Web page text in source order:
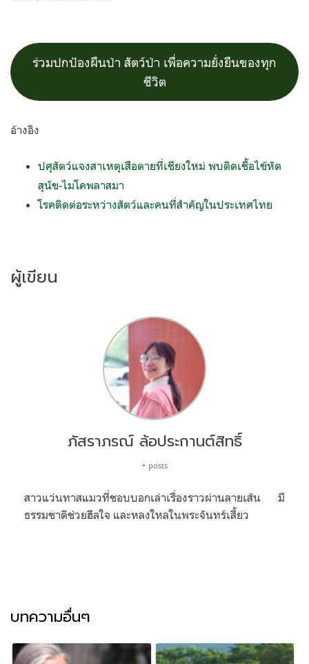
ร่วมปกป้องผืนป่า สัตว์ป่า เพื่อความยั่งยืนของทุก
ชีวิต
อ้างอิง
ปศุสัตว์แจงสาเหตุเสือตายที่เชียงใหม่ พบติดเชื้อไข้หัด
สุนัข-ไมโคพลาสมา
โรคติดต่อระหว่างสัตว์และคนที่สำคัญในประเทศไทย
ผู้เขียน
ภัสราภรณ์ ล้อประกานต์สิทธิ์
+ posts
สาวแว่นทาสแมวที่ชอบบอกเล่าเรื่องราวผ่านลายเส้น มี
ธรรมชาติช่วยฮีลใจ และหลงใหลในพระจันทร์เสี้ยว
บทความอื่นๆ